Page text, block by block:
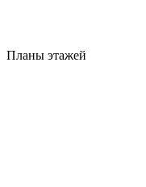
Планы этажей